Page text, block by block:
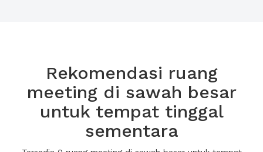
Rekomendasi ruang
meeting di sawah besar
untuk tempat tinggal
sementara